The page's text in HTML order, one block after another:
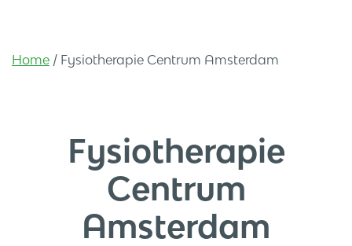
Home / Fysiotherapie Centrum Amsterdam
Fysiotherapie
Centrum
Amsterdam